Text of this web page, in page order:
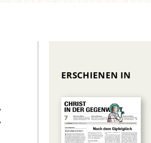
ERSCHIENEN IN